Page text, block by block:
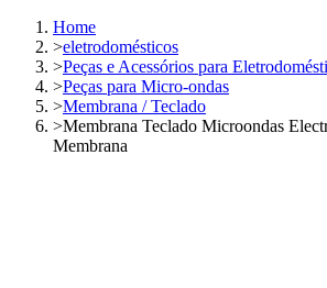
Home
>eletrodomésticos
>Peças e Acessórios para
>Peças para Micro-ondas
>Membrana / Teclado
>Membrana Teclado Microondas
Membrana